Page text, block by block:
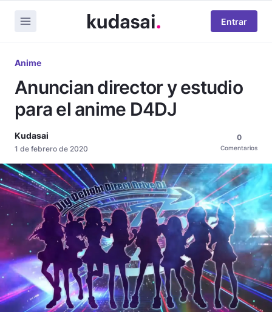
Entrar
Anime
Anuncian director y estudio
para el anime D4DJ
Kudasai
1 de febrero de 2020
0
Comentarios